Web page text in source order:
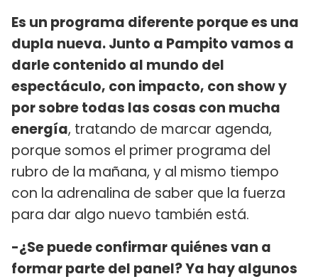
Es un programa diferente porque es una
dupla nueva. Junto a Pampito vamos a
darle contenido al mundo del
espectáculo, con impacto, con show y
por sobre todas las cosas con mucha
energía, tratando de marcar agenda,
porque somos el primer programa del
rubro de la mañana, y al mismo tiempo
con la adrenalina de saber que la fuerza
para dar algo nuevo también está.
-¿Se puede confirmar quiénes van a
formar parte del panel? Ya hay algunos